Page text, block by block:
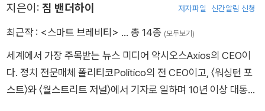
고, 그것을 쓸 용기가 있어야 하기 때문이다. 스마트하지 않거나
자신감을 갖지 못하면, 간결함과는 거리가 먼 어지러운 문장 속에
숨게 된다.
전직 광고인으로서, 커뮤니케이터로서, 실로 오랜만에 커뮤니케
이션과 글쓰기의 핵심을 제대로 알려 주는 책을 만났다. 소통을
지은이: 짐 밴더하이 저자파일 신간알림 신청
최근작 : <스마트 브레비티> … 총 14종 (모두보기)
세계에서 가장 주목받는 뉴스 미디어 악시오스Axios의 CEO이
다. 정치 전문매체 폴리티코Politico의 전 CEO이고, 〈워싱턴 포
스트〉와 〈월스트리트 저널〉에서 기자로 일하며 10년 이상 대통령